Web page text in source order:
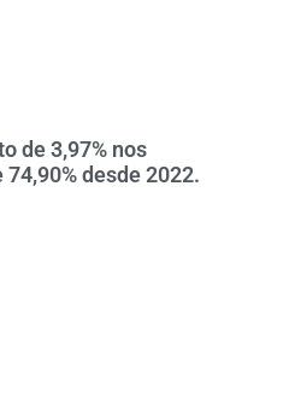
de 3,97% nos
desde 2022.